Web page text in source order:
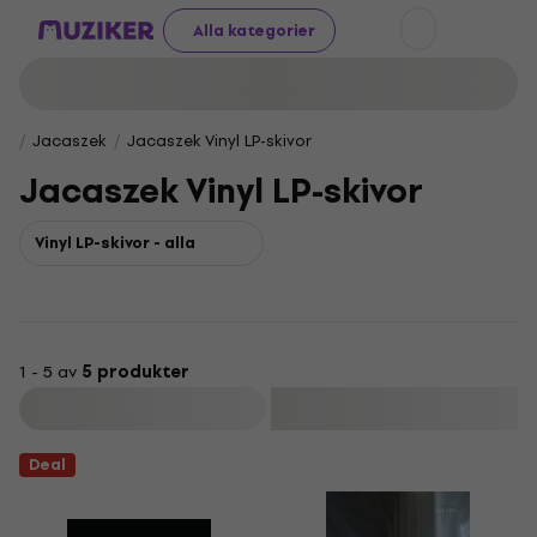
Alla kategorier
Jacaszek Jacaszek Vinyl LP-skivor
Jacaszek Vinyl LP-skivor
Vinyl LP-skivor - alla
1 - 5 av 5 produkter
Deal